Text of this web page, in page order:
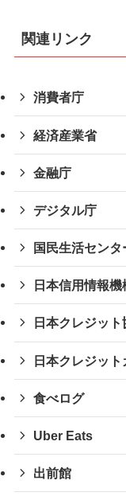
関連リンク
消費者庁
経済産業省
金融庁
デジタル庁
国民生活センタ
日本信用情報機
日本クレジット
日本クレジッ
食べログ
Uber Eats
出前館